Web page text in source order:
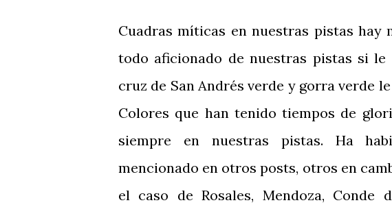
Cuadras míticas en nuestras pistas hay
todo aficionado de nuestras pistas si
cruz de San Andrés verde y gorra verde
Colores que han tenido tiempos de
siempre en nuestras pistas. Ha
mencionado en otros posts, otros en
el caso de Rosales, Mendoza, Conde